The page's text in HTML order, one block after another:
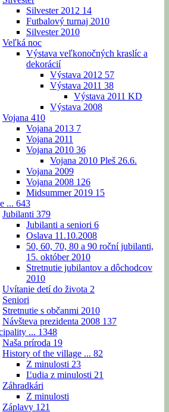
Silvester 2012 14
Futbalový turnaj 2010
Silvester 2010
Veľká noc
Výstava veľkonočných kraslíc a
dekorácií
Výstava 2012 57
Výstava 2011 38
Výstava 2011 KD
Výstava 2008
Vojana 410
Vojana 2013 7
Vojana 2011
Vojana 2010 36
Vojana 2010 Pleš 26.6.
Vojana 2009
Vojana 2008 126
Midsummer 2019 15
... 643
Jubilanti 379
Jubilanti a seniori 6
Oslava 11.10.2008
50, 60, 70, 80 a 90 roční jubilanti,
15. október 2010
Stretnutie jubilantov a dôchodcov
2010
Uvítanie detí do života 2
Seniori
Stretnutie s občanmi 2010
Návšteva prezidenta 2008 137
... 1348
Naša príroda 19
History of the village ... 82
Z minulosti 23
Ľudia z minulosti 21
Záhradkári
Z minulosti
Záplavy 121